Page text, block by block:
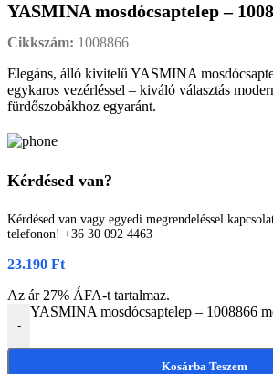
YASMINA mosdócsaptelep –
Cikkszám: 1008866
Elegáns, álló kivitelű YASMINA
egykaros vezérléssel – kiváló választás
fürdőszobákhoz egyaránt.
Kérdésed van?
Kérdésed van vagy egyedi megrendeléssel
telefonon! +36 30 092 4463
23.190 Ft
Az ár 27% ÁFA-t tartalmaz.
-
YASMINA mosdócsaptelep – 1008866
Kosárba Teszem